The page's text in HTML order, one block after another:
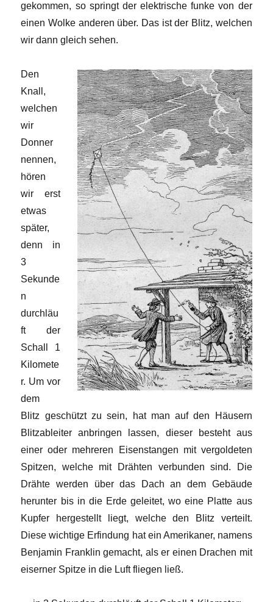
gekommen, so springt der elektrische funke von der
einen Wolke anderen über. Das ist der Blitz, welchen
wir dann gleich sehen.
Den
Knall,
welchen
wir
Donner
nennen,
hören
wir erst
etwas
später,
denn in
3
Sekunde
n
durchläu
ft der
Schall 1
Kilomete
r. Um vor
dem
Blitz geschützt zu sein, hat man auf den Häusern
Blitzableiter anbringen lassen, dieser besteht aus
einer oder mehreren Eisenstangen mit vergoldeten
Spitzen, welche mit Drähten verbunden sind. Die
Drähte werden über das Dach an dem Gebäude
herunter bis in die Erde geleitet, wo eine Platte aus
Kupfer hergestellt liegt, welche den Blitz verteilt.
Diese wichtige Erfindung hat ein Amerikaner, namens
Benjamin Franklin gemacht, als er einen Drachen mit
eiserner Spitze in die Luft fliegen ließ.